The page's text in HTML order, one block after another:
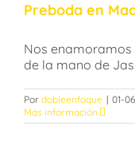
Preboda en
Nos enamoramos
de la mano de
Por dobleenfoque | 01-
Más información